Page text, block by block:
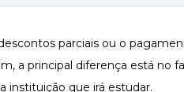
parciais ou o
a principal diferença está no
instituição que irá estudar.